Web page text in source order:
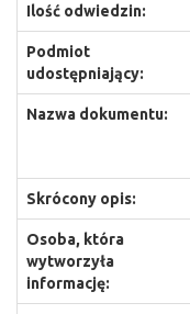
Ilość odwiedzin:
Podmiot
udostępniający:
Nazwa dokumentu:
Skrócony opis:
Osoba, która
wytworzyła
informację: